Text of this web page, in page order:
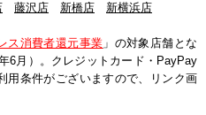
藤沢店 新橋店 新横浜店
ス消費者還元事業 」の対象店舗とな
6月）。クレジットカード・PayPay
用条件がございますので、リンク画